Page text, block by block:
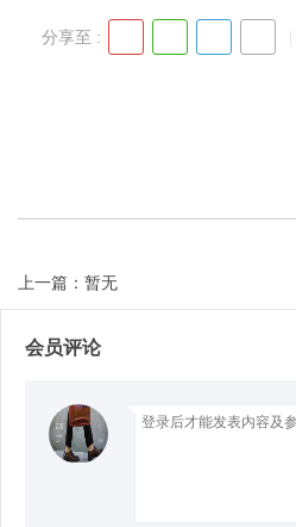
分享至 :
上一篇：暂无
会员评论